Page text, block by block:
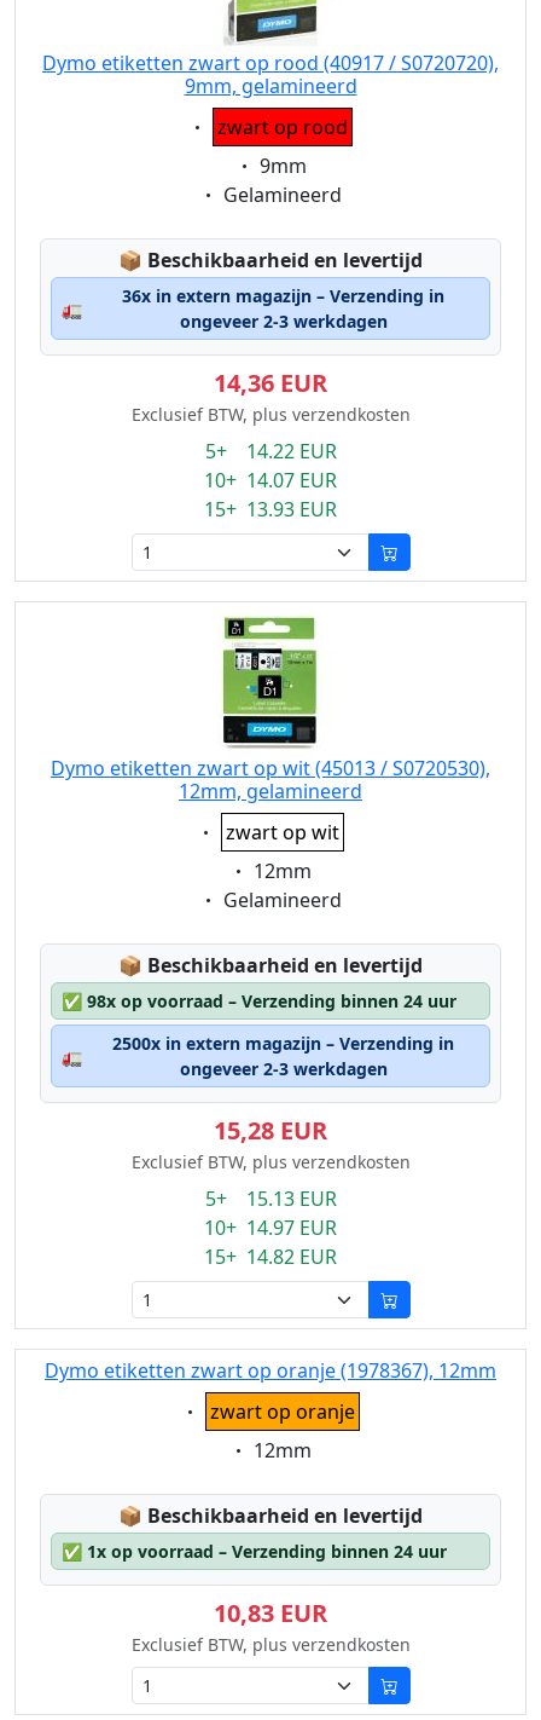
Dymo etiketten zwart op rood (40917 / S0720720),
9mm, gelamineerd
Eigenschaft:
zwart op rood
Eigenschaft:
9mm
Eigenschaft:
Gelamineerd
📦 Lagerstatus:
Beschikbaarheid en levertijd
🚛
36x in extern magazijn – Verzending in
ongeveer 2-3 werkdagen
14,36 EUR
Exclusief BTW, plus verzendkosten
5+ 14.22 EUR
10+ 14.07 EUR
15+ 13.93 EUR
Dymo etiketten zwart op wit (45013 / S0720530),
12mm, gelamineerd
Eigenschaft:
zwart op wit
Eigenschaft:
12mm
Eigenschaft:
Gelamineerd
📦 Lagerstatus:
Beschikbaarheid en levertijd
✅ 98x op voorraad – Verzending binnen 24 uur
🚛
2500x in extern magazijn – Verzending in
ongeveer 2-3 werkdagen
15,28 EUR
Exclusief BTW, plus verzendkosten
5+ 15.13 EUR
10+ 14.97 EUR
15+ 14.82 EUR
Dymo etiketten zwart op oranje (1978367), 12mm
Eigenschaft:
zwart op oranje
Eigenschaft:
12mm
📦 Lagerstatus:
Beschikbaarheid en levertijd
✅ 1x op voorraad – Verzending binnen 24 uur
10,83 EUR
Exclusief BTW, plus verzendkosten